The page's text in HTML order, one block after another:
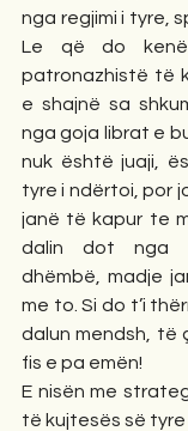
nga regjimi i tyre,
Le që do
patronazhistë të
e shajnë sa
nga goja librat e
nuk është juaji,
tyre i ndërtoi, por
janë të kapur te
dalin dot nga
dhëmbë, madje
me to. Si do t’i
dalun mendsh, të
fis e pa emën!
E nisën me
të kujtesës së tyre